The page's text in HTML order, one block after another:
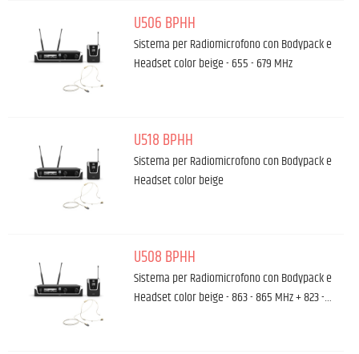
U506 BPHH
Sistema per Radiomicrofono con Bodypack e
Headset color beige - 655 - 679 MHz
U518 BPHH
Sistema per Radiomicrofono con Bodypack e
Headset color beige
U508 BPHH
Sistema per Radiomicrofono con Bodypack e
Headset color beige - 863 - 865 MHz + 823 -…